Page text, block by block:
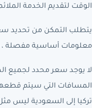
الوقت لتقديم الخدمة
يتطلب التمكن من تحديد
معلومات أساسية مفصلة ،
لا يوجد سعر محدد لجميع
المسافات التي سيتم
تركيا إلى السعودية ليس